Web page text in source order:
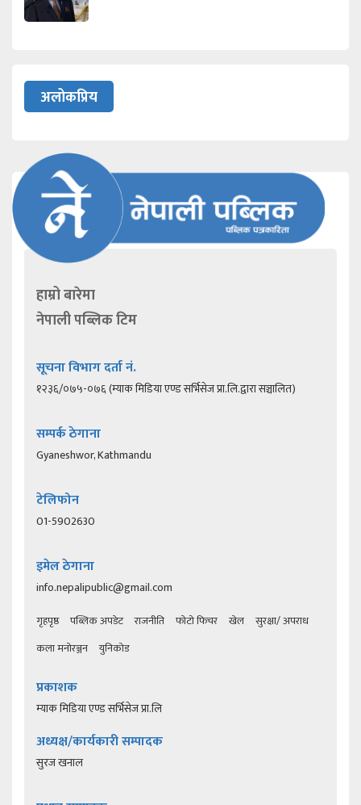
अलोकप्रिय
हाम्रो बारेमा
नेपाली पब्लिक टिम
सूचना विभाग दर्ता नं.
१२३६/०७५-०७६ (म्याक मिडिया एण्ड सर्भिसेज प्रा.लि.द्वारा सञ्चालित)
सम्पर्क ठेगाना
Gyaneshwor, Kathmandu
टेलिफोन
01-5902630
इमेल ठेगाना
info.nepalipublic@gmail.com
गृहपृष्ठ पब्लिक अपडेट राजनीति फोटो फिचर खेल
सुरक्षा/ अपराध
कला मनोरञ्जन
युनिकोड
प्रकाशक
म्याक मिडिया एण्ड सर्भिसेज प्रा.लि
अध्यक्ष/कार्यकारी सम्पादक
सुरज खनाल